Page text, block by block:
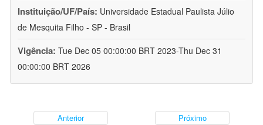
Instituição/UF/País: Universidade Estadual Paulista Júlio
de Mesquita Filho - SP - Brasil
Vigência: Tue Dec 05 00:00:00 BRT 2023-Thu Dec 31
00:00:00 BRT 2026
Anterior Próximo